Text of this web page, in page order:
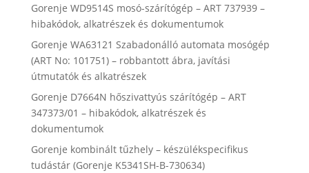
Gorenje WD9514S mosó-szárítógép – ART 737939 –
hibakódok, alkatrészek és dokumentumok
Gorenje WA63121 Szabadonálló automata mosógép
(ART No: 101751) – robbantott ábra, javítási
útmutatók és alkatrészek
Gorenje D7664N hőszivattyús szárítógép – ART
347373/01 – hibakódok, alkatrészek és
dokumentumok
Gorenje kombinált tűzhely – készülékspecifikus
tudástár (Gorenje K5341SH-B-730634)